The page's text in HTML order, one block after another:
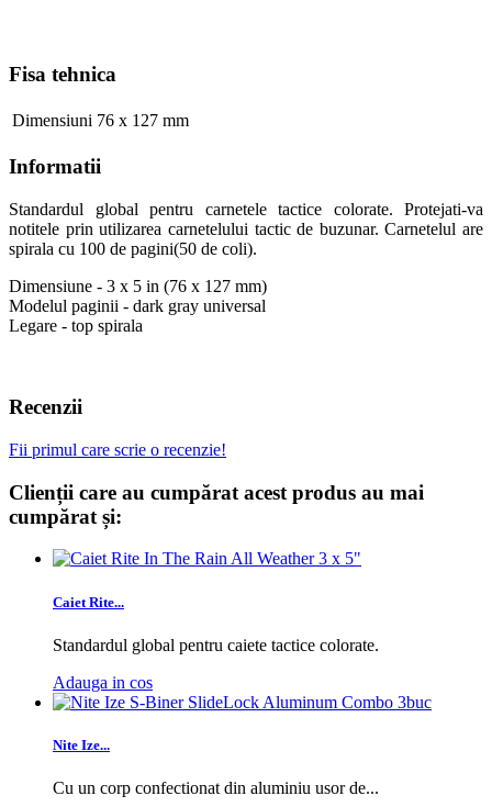
Fisa tehnica
Dimensiuni 76 x 127 mm
Informatii
Standardul global pentru carnetele tactice colorate. Protejati-va
notitele prin utilizarea carnetelului tactic de buzunar. Carnetelul are
spirala cu 100 de pagini(50 de coli).
Dimensiune - 3 x 5 in (76 x 127 mm)
Modelul paginii - dark gray universal
Legare - top spirala
Recenzii
Fii primul care scrie o recenzie!
Clienții care au cumpărat acest produs au mai
cumpărat și:
Caiet Rite...
Standardul global pentru caiete tactice colorate.
Adauga in cos
Nite Ize...
Cu un corp confectionat din aluminiu usor de...